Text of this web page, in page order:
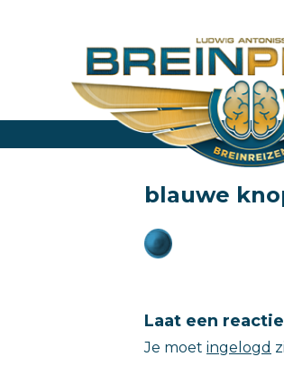
blauwe
Laat een
Je moet ingelogd